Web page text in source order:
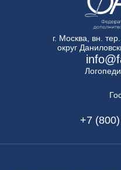
г. Москва, вн.
округ
+7